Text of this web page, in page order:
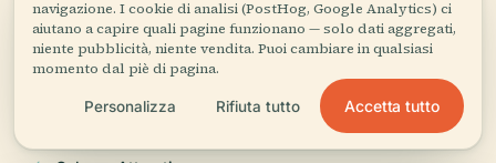
Alberta Register of Historic Places
navigazione. I cookie di analisi (PostHog, Google Analytics) ci
aiutano a capire quali pagine funzionano — solo dati aggregati,
niente pubblicità, niente vendita. Puoi cambiare in qualsiasi
momento dal piè di pagina.
Personalizza Rifiuta tutto Accetta tutto